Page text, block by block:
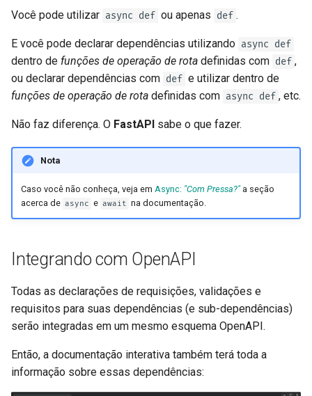
Você pode utilizar async def ou apenas def .
E você pode declarar dependências utilizando async def
dentro de funções de operação de rota definidas com def ,
ou declarar dependências com def e utilizar dentro de
funções de operação de rota definidas com async def , etc.
Não faz diferença. O FastAPI sabe o que fazer.
Nota
Caso você não conheça, veja em Async: "Com Pressa?"a seção
acerca de async e await na documentação.
Integrando com OpenAPI
Todas as declarações de requisições, validações e
requisitos para suas dependências (e sub-dependências)
serão integradas em um mesmo esquema OpenAPI.
Então, a documentação interativa também terá toda a
informação sobre essas dependências: